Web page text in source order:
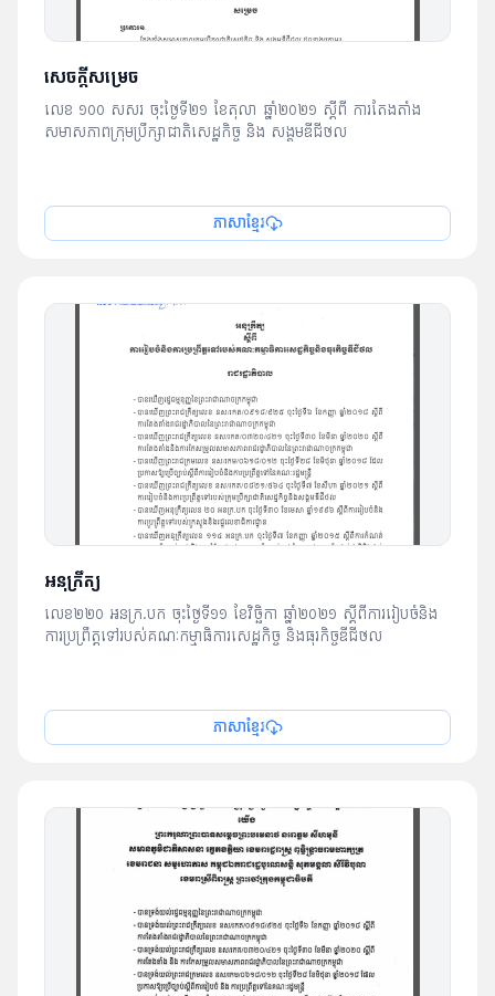
សេចក្តីសម្រេច
លេខ ១០០ សសរ ចុះថ្ងៃទី២១ ខែតុលា ឆ្នាំ២០២១ ស្តីពី ការតែងតាំង
សមាសភាពក្រុមប្រឹក្សាជាតិសេដ្ឋកិច្ច និង សង្គមឌីជីថល
ភាសាខ្មែរ
អនុក្រឹត្យ
លេខ២២០ អនក្រ.បក ចុះថ្ងៃទី១១ ខែវិច្ឆិកា ឆ្នាំ២០២១ ស្តីពី​ការរៀបចំ​និង​
ការប្រព្រឹត្ត​ទៅ​របស់​គណៈកម្មាធិការសេដ្ឋកិច្ច និងធុរកិច្ចឌីជីថល
ភាសាខ្មែរ